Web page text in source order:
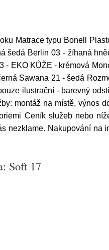
Matrace typu Bonell
šedá Berlin 03 - žíhaná
EKO KŮŽE - krémová
Sawana 21 - šedá
ilustrační - barevný
montáž na místě, výnos
Ceník služeb nebo
nezklame. Nakupování na
Soft 17